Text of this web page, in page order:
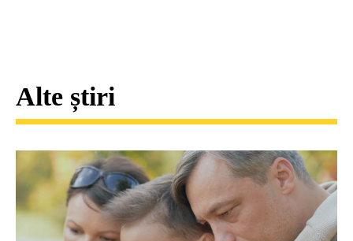
Alte știri